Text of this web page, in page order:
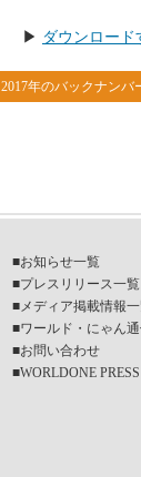
▶︎ ダウンロード
2017年のバックナンバ
■お知らせ一覧
■プレスリリース一覧
■メディア掲載情報
■ワールド・にゃん
■お問い合わせ
■WORLDONE PRESS